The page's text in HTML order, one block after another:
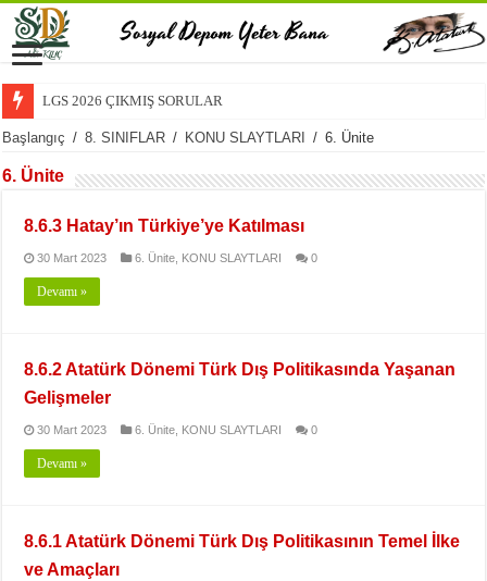
LGS 2026 ÇIKMIŞ SORULAR
Başlangıç / 8. SINIFLAR / KONU SLAYTLARI / 6. Ünite
6. Ünite
8.6.3 Hatay’ın Türkiye’ye Katılması
30 Mart 2023 6. Ünite KONU SLAYTLARI 0
Devamı »
8.6.2 Atatürk Dönemi Türk Dış Politikasında Yaşanan
Gelişmeler
30 Mart 2023 6. Ünite KONU SLAYTLARI 0
Devamı »
8.6.1 Atatürk Dönemi Türk Dış Politikasının Temel İlke
ve Amaçları